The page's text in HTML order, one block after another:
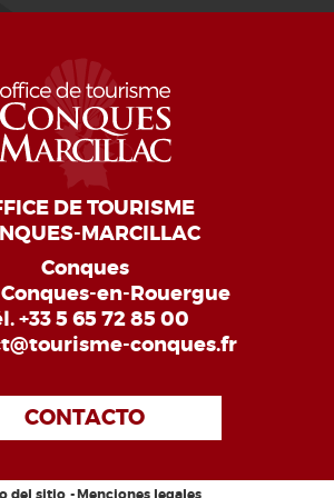
DE TOURISME
MARCILLAC
Conques
Conques-en-Rouergue
+33 5 65 72 85 00
conques.fr
CONTACTO